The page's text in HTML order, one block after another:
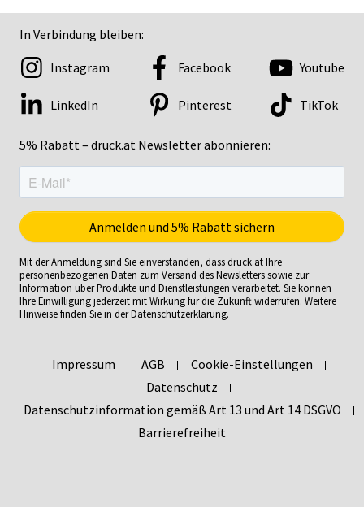
In Verbindung bleiben:
5% Rabatt – druck.at Newsletter abonnieren:
Instagram Facebook Youtube
LinkedIn Pinterest TikTok
Mit der Anmeldung sind Sie einverstanden, dass druck.at Ihre
personenbezogenen Daten zum Versand des Newsletters sowie zur
Information über Produkte und Dienstleistungen verarbeitet. Sie können
Ihre Einwilligung jederzeit mit Wirkung für die Zukunft widerrufen. Weitere
Hinweise finden Sie in derDatenschutzerklärung.
Impressum AGB
Cookie-Einstellungen
Datenschutz
Datenschutzinformation gemäß Art 13 und Art 14 DSGVO
Barrierefreiheit